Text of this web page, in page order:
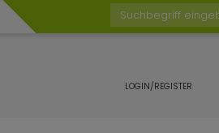
Suchbegriff eingeben
LOGIN/REGISTER